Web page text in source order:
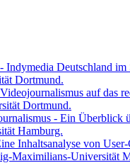
Indymedia Deutschland
Dortmund.
auf das
Dortmund.
- Ein Überblick
Hamburg.
Inhaltsanalyse von
Maximilians-Universität